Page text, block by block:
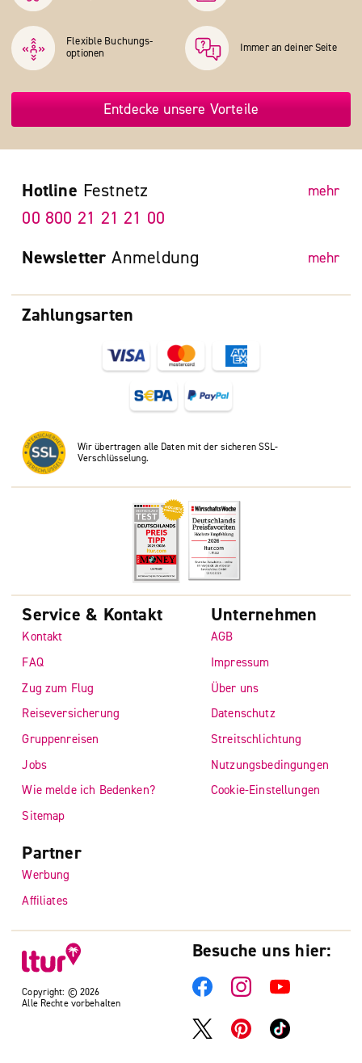
Flexible Buchungs­
optionen
Immer an deiner Seite
Entdecke unsere Vorteile
Zahlungsarten
Wir übertragen alle Daten mit der sicheren SSL-
Verschlüsselung.
Hotline Festnetz mehr
00 800 21 21 21 00
Newsletter Anmeldung mehr
Copyright: © 2026
Alle Rechte vorbehalten
Service & Kontakt
Kontakt
FAQ
Zug zum Flug
Reiseversicherung
Gruppenreisen
Jobs
Wie melde ich Bedenken?
Sitemap
Unternehmen
AGB
Impressum
Über uns
Datenschutz
Streitschlichtung
Nutzungsbedingungen
Cookie-Einstellungen
Partner
Werbung
Affiliates
Besuche uns hier: